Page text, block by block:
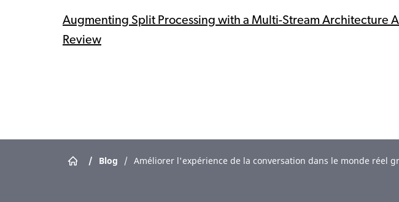
Augmenting Split Processing with a Multi-Stream Architecture
Review
/ Blog / Améliorer l'expérience de la conversation dans le monde réel